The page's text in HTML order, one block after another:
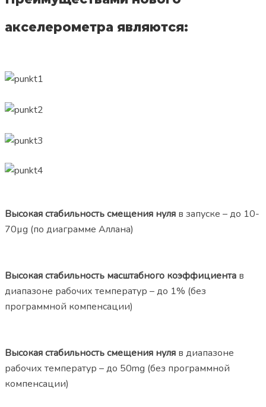
акселерометра являются:
Высокая стабильность смещения нуля в запуске – до 10-
70µg (по диаграмме Аллана)
Высокая стабильность масштабного коэффициента в
диапазоне рабочих температур – до 1% (без
программной компенсации)
Высокая стабильность смещения нуля в диапазоне
рабочих температур – до 50mg (без программной
компенсации)